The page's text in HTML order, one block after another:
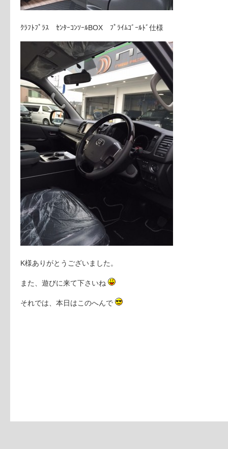
ｸﾗﾌﾄﾌﾟﾗｽ ｾﾝﾀｰｺﾝｿｰﾙBOX ﾌﾟﾗｲﾑｺﾞｰﾙﾄﾞ仕様
K様ありがとうございました。
また、遊びに来て下さいね
それでは、本日はこのへんで